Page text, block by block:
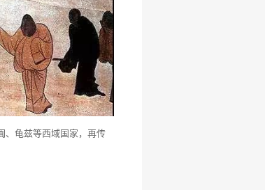
、龟兹等西域国家，再传